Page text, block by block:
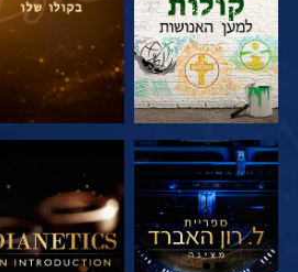
בדוק את הסדרה בדוק את הסדרה